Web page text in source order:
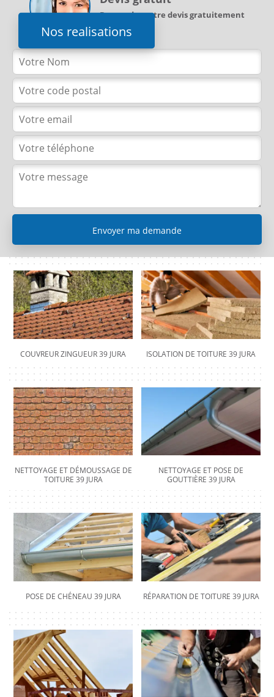
Nos realisations
Demandez votre devis gratuitement
COUVREUR ZINGUEUR 39 JURA ISOLATION DE TOITURE 39 JURA
NETTOYAGE ET DÉMOUSSAGE DE
TOITURE 39 JURA
NETTOYAGE ET POSE DE
GOUTTIÈRE 39 JURA
POSE DE CHÉNEAU 39 JURA RÉPARATION DE TOITURE 39 JURA